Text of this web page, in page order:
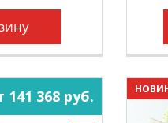
141 368 руб.